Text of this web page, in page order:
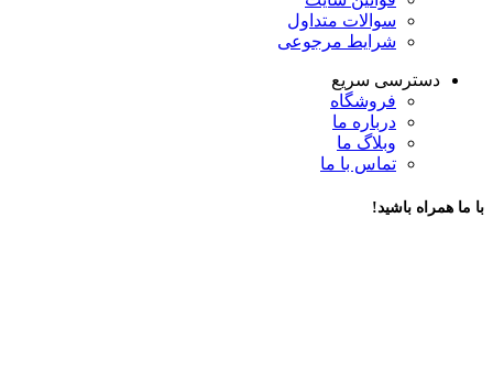
سوالات متداول
شرایط مرجوعی
دسترسی سریع
فروشگاه
درباره ما
وبلاگ ما
تماس با ما
با ما همراه باشید!